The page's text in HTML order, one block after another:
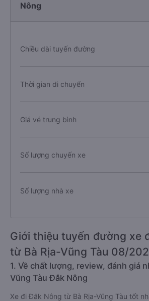
Nông
Chiều dài tuyến đường
Thời gian di chuyển
Giá vé trung bình
Số lượng chuyến xe
Số lượng nhà xe
Giới thiệu tuyến đường xe
từ Bà Rịa-Vũng Tàu 08/
1. Về chất lượng, review, đánh giá
Vũng Tàu Đắk Nông
Xe đi Đắk Nông từ Bà Rịa-Vũng Tàu tốt